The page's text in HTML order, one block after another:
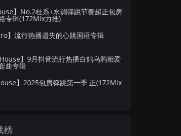
】No.2桂系+水调弹跳节奏超正包房
专辑(172Mix力推)
】流行热播遗失的心跳国语专辑
】9月抖音流行热播白鸽乌鸦相爱
曲专辑
】2025包房弹跳第一季 正(172Mix
榜